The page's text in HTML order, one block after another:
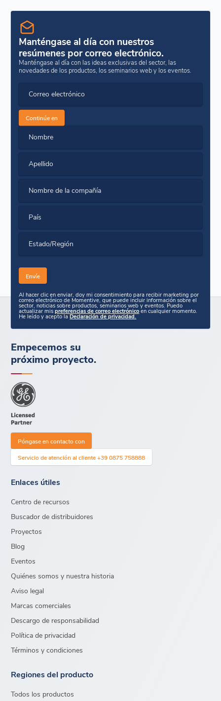
Manténgase al día con nuestros
resúmenes por correo electrónico.
Manténgase al día con las ideas exclusivas del sector, las
novedades de los productos, los seminarios web y los eventos.
Correo electrónico
Continúe en
Nombre
Apellido
Nombre de la compañía
País
Estado/Región
Al hacer clic en enviar, doy mi consentimiento para recibir marketing por
correo electrónico de Momentive, que puede incluir información sobre el
sector, noticias sobre productos, seminarios web y eventos. Puedo
actualizar mispreferencias de correo electrónico en cualquier momento.
He leído y acepto laDeclaración de privacidad.
Empecemos su
próximo proyecto.
Póngase en contacto con
Servicio de atención al cliente +39 0875 758888
Enlaces útiles
Centro de recursos
Buscador de distribuidores
Proyectos
Blog
Eventos
Quiénes somos y nuestra historia
Aviso legal
Marcas comerciales
Descargo de responsabilidad
Política de privacidad
Términos y condiciones
Regiones del producto
Todos los productos